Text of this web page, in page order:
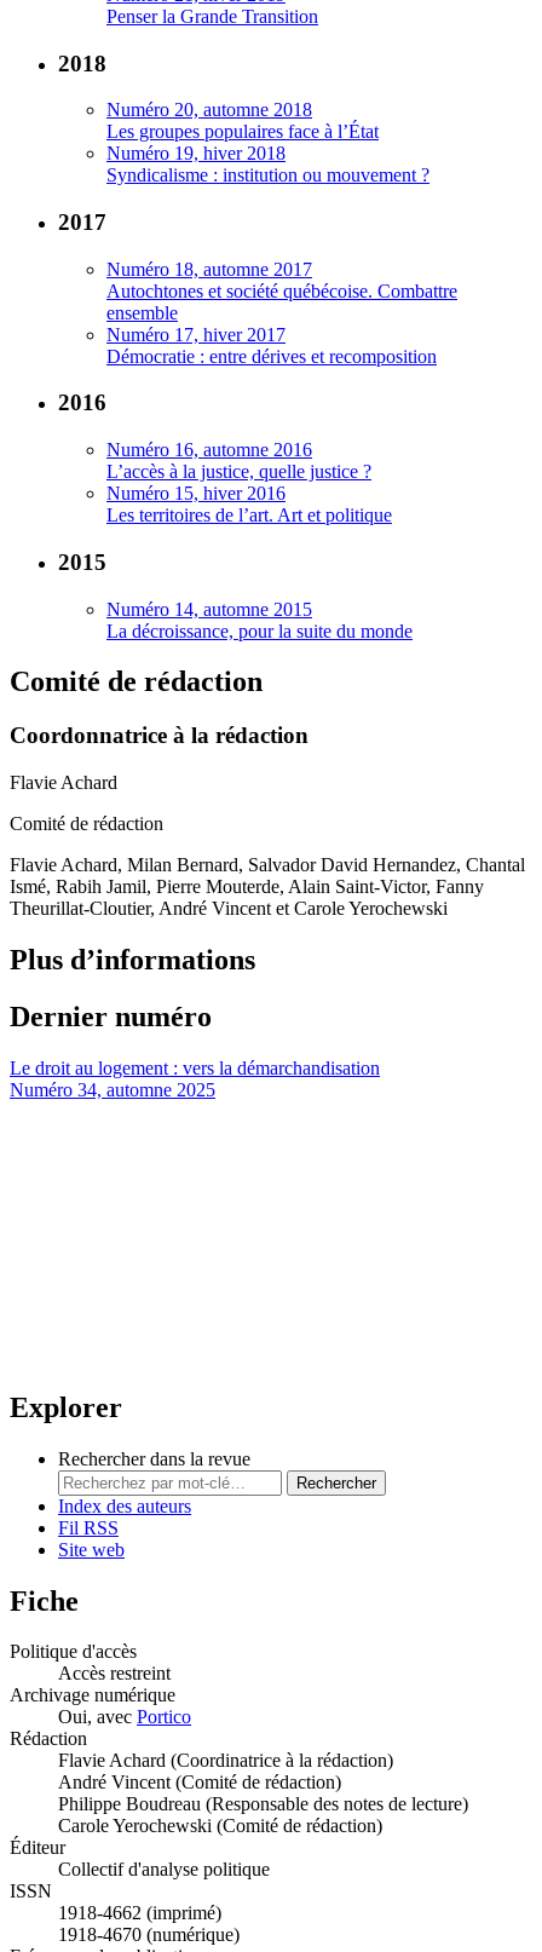
Penser la Grande Transition
2018
Numéro 20, automne 2018
Les groupes populaires face à l’État
Numéro 19, hiver 2018
Syndicalisme : institution ou mouvement ?
2017
Numéro 18, automne 2017
Autochtones et société québécoise. Combattre
ensemble
Numéro 17, hiver 2017
Démocratie : entre dérives et recomposition
2016
Numéro 16, automne 2016
L’accès à la justice, quelle justice ?
Numéro 15, hiver 2016
Les territoires de l’art. Art et politique
2015
Numéro 14, automne 2015
La décroissance, pour la suite du monde
Comité de rédaction
Coordonnatrice à la rédaction
Flavie Achard
Comité de rédaction
Flavie Achard, Milan Bernard, Salvador David Hernandez, Chantal
Ismé, Rabih Jamil, Pierre Mouterde, Alain Saint-Victor, Fanny
Theurillat-Cloutier, André Vincent et Carole Yerochewski
Plus d’informations
Dernier numéro
Le droit au logement : vers la démarchandisation
Numéro 34, automne 2025
Explorer
Rechercher dans la revue
Rechercher
Index des auteurs
Fil RSS
Site web
Fiche
Politique d'accès
Accès restreint
Archivage numérique
Oui, avec Portico
Rédaction
Flavie Achard (Coordinatrice à la rédaction)
André Vincent (Comité de rédaction)
Philippe Boudreau (Responsable des notes de lecture)
Carole Yerochewski (Comité de rédaction)
Éditeur
Collectif d'analyse politique
ISSN
1918-4662 (imprimé)
1918-4670 (numérique)